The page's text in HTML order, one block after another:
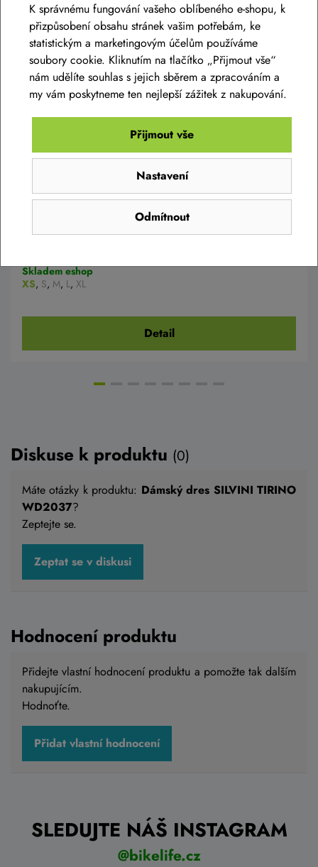
Dámský dres SILVINI Rosalia WD1619 ruby -
AKCE -34% LIKVIDACE
1 790 Kč
Skladem eshop
XS, S, M, L, XL
Detail
Diskuse k produktu (0)
Máte otázky k produktu: Dámský dres SILVINI TIRINO
WD2037?
Zeptejte se.
Zeptat se v diskusi
Hodnocení produktu
Přidejte vlastní hodnocení produktu a pomožte tak dalším
nakupujícím.
Hodnoťte.
Přidat vlastní hodnocení
SLEDUJTE NÁŠ INSTAGRAM
@bikelife.cz
K správnému fungování vašeho oblíbeného e-shopu, k
přizpůsobení obsahu stránek vašim potřebám, ke
statistickým a marketingovým účelům používáme
soubory cookie. Kliknutím na tlačítko „Přijmout vše“
nám udělíte souhlas s jejich sběrem a zpracováním a
my vám poskytneme ten nejlepší zážitek z nakupování.
Odmítnout
Nastavení
Přijmout vše